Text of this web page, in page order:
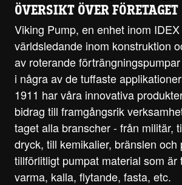
ÖVERSIKT ÖVER FÖRETAGET
Viking Pump, en enhet inom
världsledande inom konstruktion
av roterande
i några av de tuffaste
1911 har våra innovativa
bidrag till framgångsrik
taget alla branscher - från militär,
dryck, till kemikalier, bränslen och
tillförlitligt pumpat material som är
varma, kalla, flytande, fasta, etc.